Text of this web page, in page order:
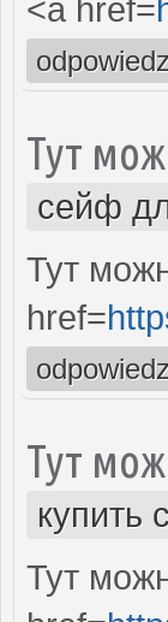
<a href=
Тут
сейф
Тут
href=
Тут
купить
Тут